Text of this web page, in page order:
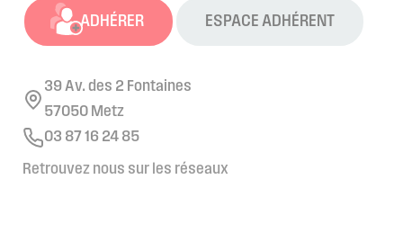
ADHÉRER ESPACE ADHÉRENT
39 Av. des 2 Fontaines
57050 Metz
03 87 16 24 85
Retrouvez nous sur les réseaux